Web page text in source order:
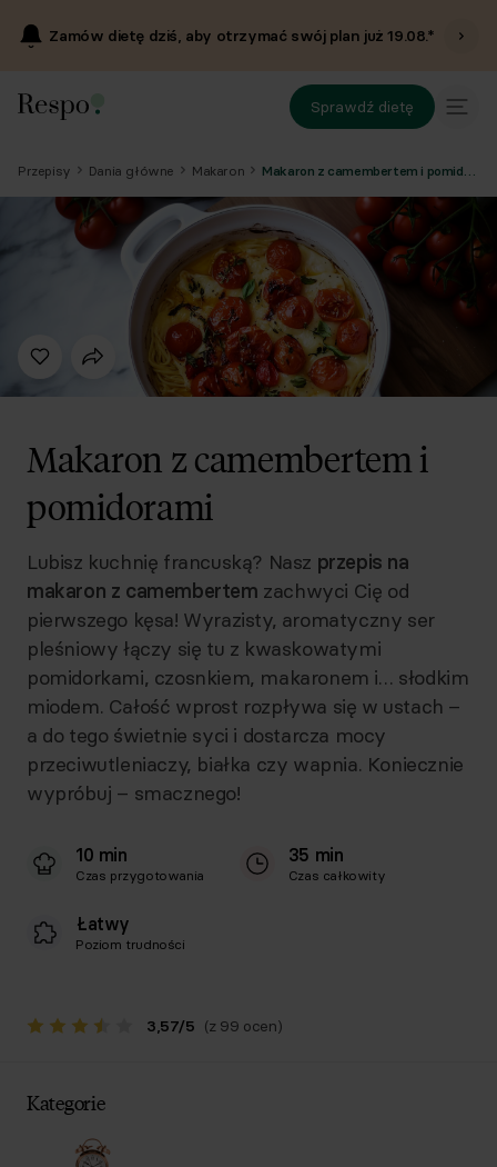
Zamów dietę dziś, aby otrzymać swój plan już19.08.*
Sprawdź dietę
Przepisy Dania główne Makaron
Makaron z camembertem i
pomidorami
Lubisz kuchnię francuską? Nasz przepis na
makaron z camembertem zachwyci Cię od
pierwszego kęsa! Wyrazisty, aromatyczny ser
pleśniowy łączy się tu z kwaskowatymi
pomidorkami, czosnkiem, makaronem i… słodkim
miodem. Całość wprost rozpływa się w ustach –
a do tego świetnie syci i dostarcza mocy
przeciwutleniaczy, białka czy wapnia. Koniecznie
wypróbuj – smacznego!
10 min
Czas przygotowania
35 min
Czas całkowity
Łatwy
Poziom trudności
3,57/5 (z 99 ocen)
Kategorie